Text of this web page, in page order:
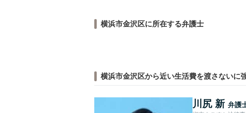
横浜市金沢区に所在する弁護士
横浜市金沢区から近い生活費を渡さないに
川尻 新 弁護